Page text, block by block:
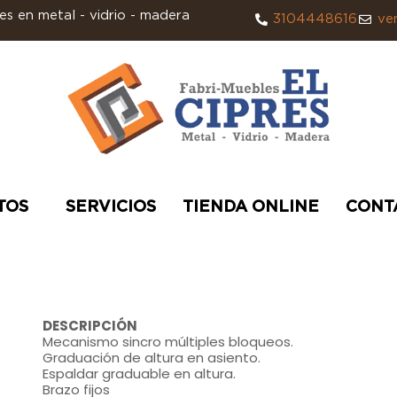
en metal - vidrio - madera 3104448616
SERVICIOS TIENDA ONLINE
DESCRIPCIÓN
Mecanismo sincro múltiples bloqueos.
Graduación de altura en asiento.
Espaldar graduable en altura.
Brazo fijos